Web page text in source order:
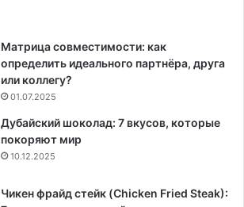
Матрица совместимости: как
определить идеального партнёра, друга
или коллегу?
01.07.2025
Дубайский шоколад: 7 вкусов, которые
покоряют мир
10.12.2025
Чикен фрайд стейк (Chicken Fried Steak):